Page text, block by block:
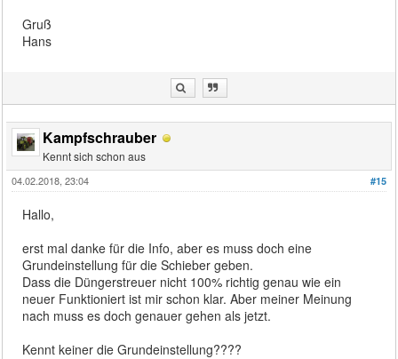
Gruß
Hans
Kampfschrauber
Kennt sich schon aus
#15
04.02.2018, 23:04
Hallo,
erst mal danke für die Info, aber es muss doch eine
Grundeinstellung für die Schieber geben.
Dass die Düngerstreuer nicht 100% richtig genau wie ein
neuer Funktioniert ist mir schon klar. Aber meiner Meinung
nach muss es doch genauer gehen als jetzt.
Kennt keiner die Grundeinstellung????